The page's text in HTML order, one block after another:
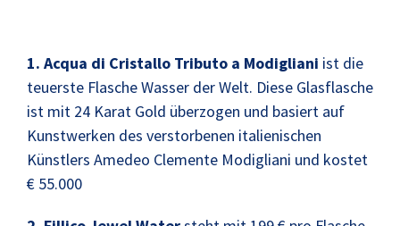
1. Acqua di Cristallo Tributo a Modigliani ist die
teuerste Flasche Wasser der Welt. Diese Glasflasche
ist mit 24 Karat Gold überzogen und basiert auf
Kunstwerken des verstorbenen italienischen
Künstlers Amedeo Clemente Modigliani und kostet
€ 55.000